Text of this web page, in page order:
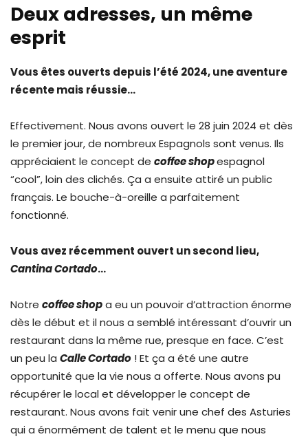
Deux adresses, un même
esprit
Vous êtes ouverts depuis l’été 2024, une aventure
récente mais réussie…
Effectivement. Nous avons ouvert le 28 juin 2024 et dès
le premier jour, de nombreux Espagnols sont venus. Ils
appréciaient le concept de coffee shopespagnol
“cool”, loin des clichés. Ça a ensuite attiré un public
français. Le bouche-à-oreille a parfaitement
fonctionné.
Vous avez récemment ouvert un second lieu,
Cantina Cortado…
Notre coffee shopa eu un pouvoir d’attraction énorme
dès le début et il nous a semblé intéressant d’ouvrir un
restaurant dans la même rue, presque en face. C’est
un peu la Calle Cortado ! Et ça a été une autre
opportunité que la vie nous a offerte. Nous avons pu
récupérer le local et développer le concept de
restaurant. Nous avons fait venir une chef des Asturies
qui a énormément de talent et le menu que nous